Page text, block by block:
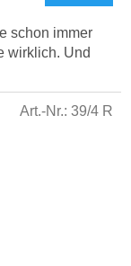
schon immer
wirklich. Und
Art.-Nr.: 39/4 R